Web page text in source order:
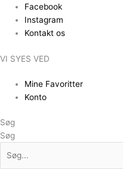
indholdet
Facebook
Instagram
Kontakt os
VI SYES VED
Mine Favoritter
Konto
Søg
Søg